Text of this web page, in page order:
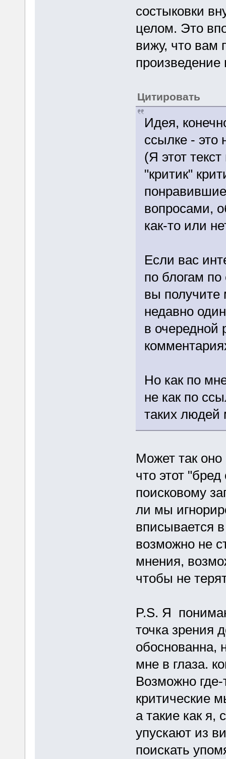
состыковки
целом. Это
вижу, что вам
Цитировать
Идея,
ссылке - это
(Я этот
"критик"
вопросами,
как-то или
Если вас
по блогам
вы получите
недавно
в очередной
Но как по
не как по
таких людей
Может так оно
что этот
поисковому
ли мы
вписывается
возможно не
мнения,
чтобы не
P.S. Я
точка зрения
обоснованна,
мне в глаза.
Возможно
критические
а такие как
упускают из
поискать